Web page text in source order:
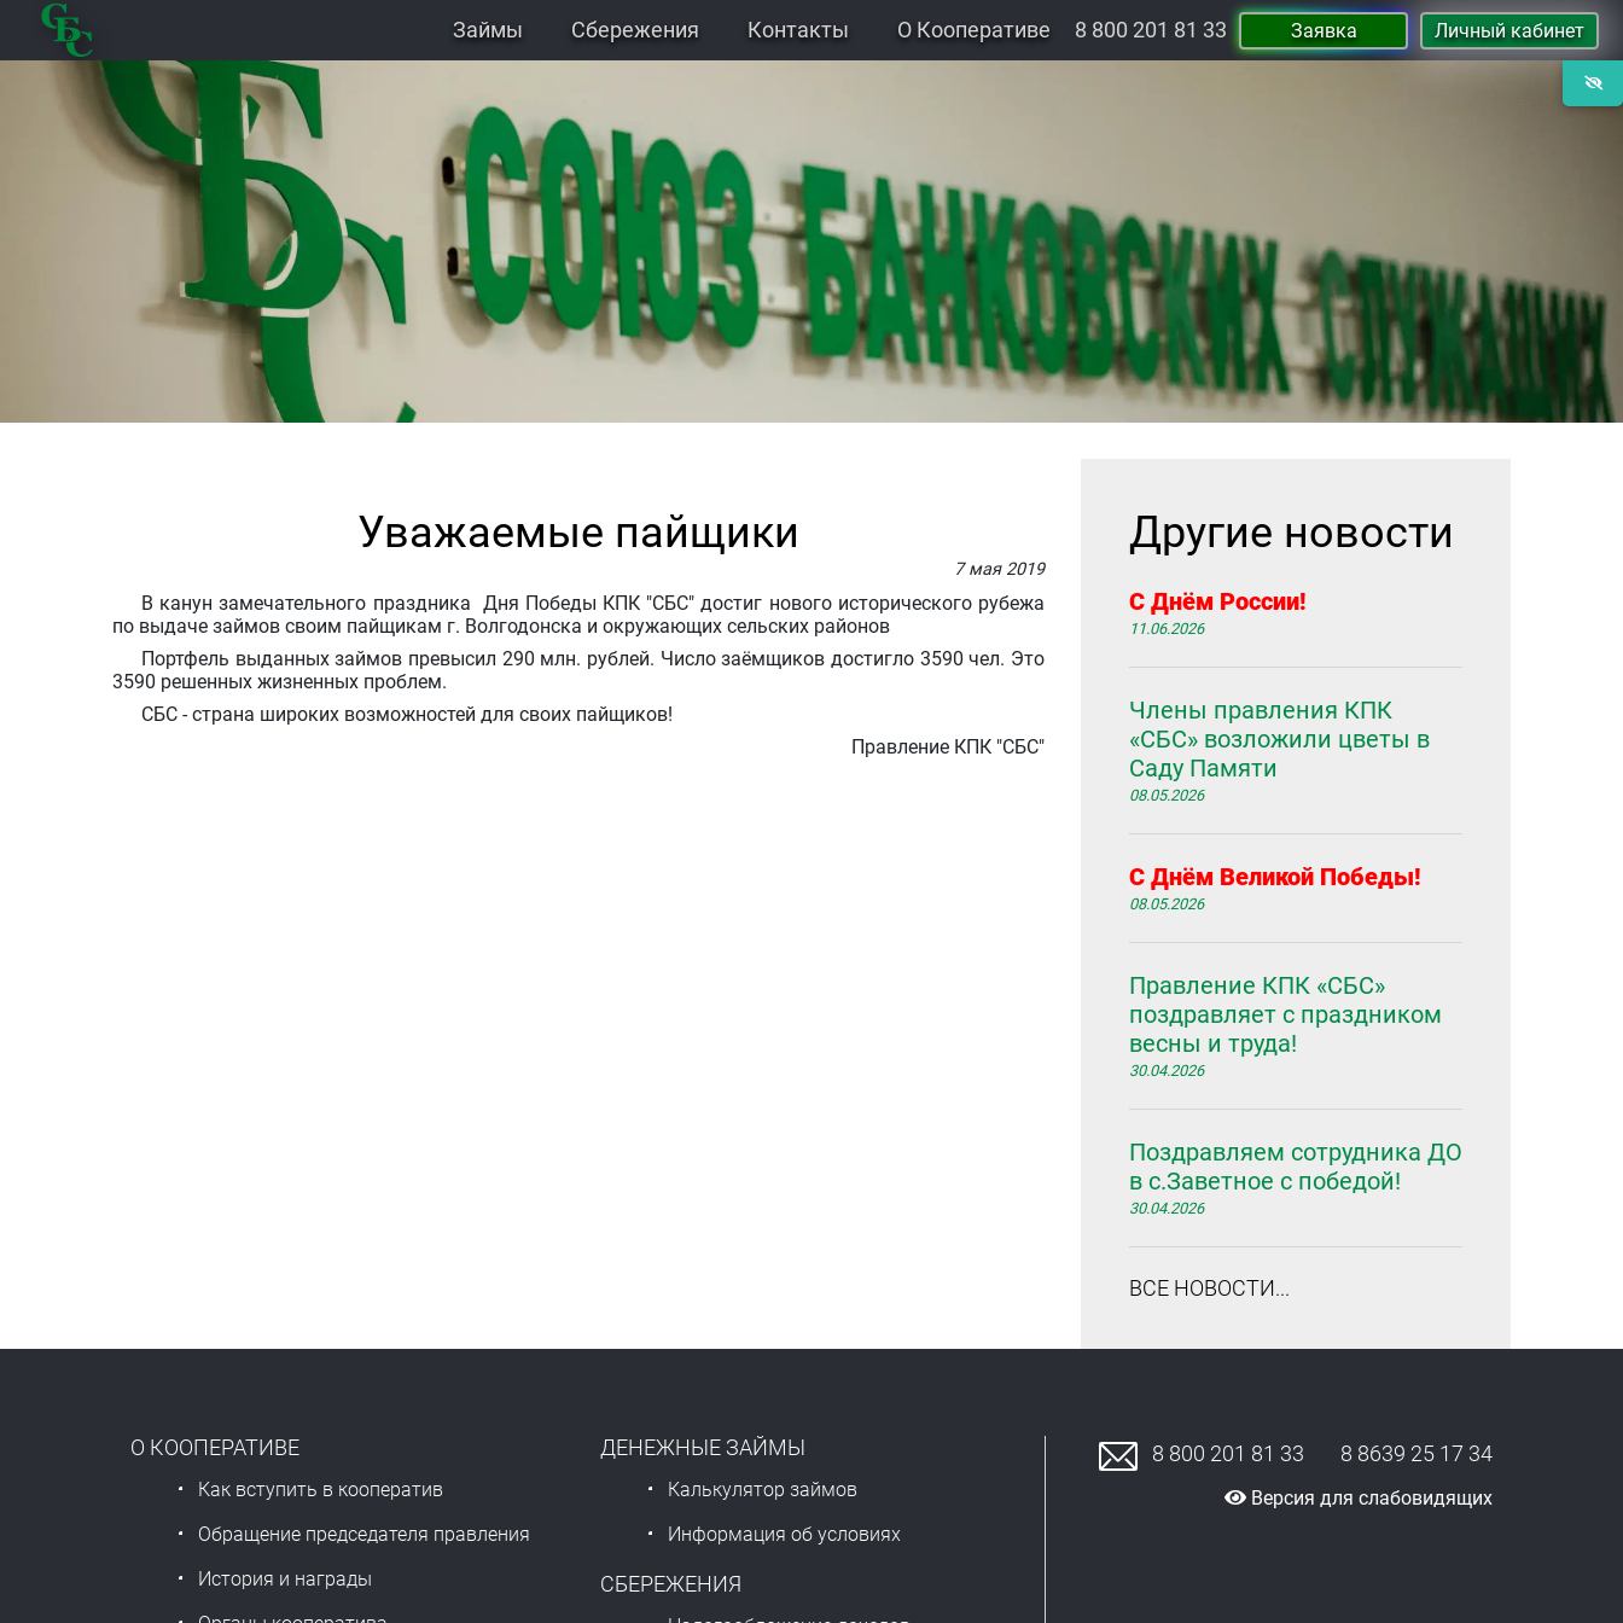
8 800 201 81 33 Заявка Личный кабинет
Займы Сбережения Контакты О Кооперативе
Уважаемые пайщики
7 мая 2019
В канун замечательного праздника Дня Победы КПК "СБС" достиг нового исторического рубежа
по выдаче займов своим пайщикам г. Волгодонска и окружающих сельских районов
Портфель выданных займов превысил 290 млн. рублей. Число заёмщиков достигло 3590 чел. Это
3590 решенных жизненных проблем.
СБС - страна широких возможностей для своих пайщиков!
Правление КПК "СБС"
Другие новости
С Днём России!
11.06.2026
Члены правления КПК
«СБС» возложили цветы в
Саду Памяти
08.05.2026
С Днём Великой Победы!
08.05.2026
Правление КПК «СБС»
поздравляет с праздником
весны и труда!
30.04.2026
Поздравляем сотрудника ДО
в с.Заветное с победой!
30.04.2026
ВСЕ НОВОСТИ...
О КООПЕРАТИВЕ
Как вступить в кооператив
Обращение председателя правления
История и награды
ДЕНЕЖНЫЕ ЗАЙМЫ
Калькулятор займов
Информация об условиях
СБЕРЕЖЕНИЯ
8 800 201 81 33 8 8639 25 17 34
Версия для слабовидящих